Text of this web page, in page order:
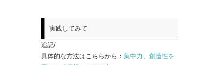
実践してみて
追記/
具体的な方法はこちらから： 集中力、創造性を